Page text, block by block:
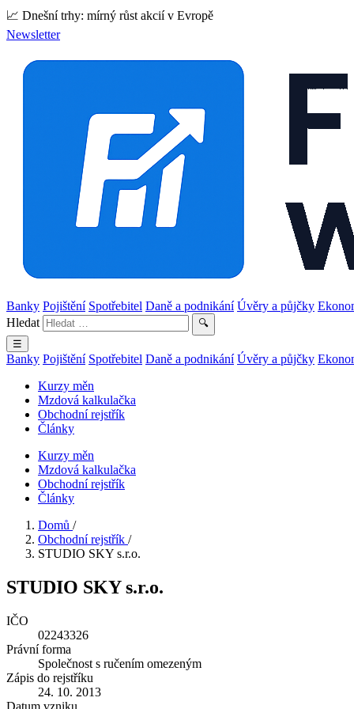
📈 Dnešní trhy: mírný růst akcií v Evropě
Newsletter
Banky Pojištění Spotřebitel Daně a podnikání Úvěry a půjčky
Hledat
🔍
☰
Banky Pojištění Spotřebitel Daně a podnikání Úvěry a půjčky
Kurzy měn
Mzdová kalkulačka
Obchodní rejstřík
Články
Kurzy měn
Mzdová kalkulačka
Obchodní rejstřík
Články
Domů /
Obchodní rejstřík /
STUDIO SKY s.r.o.
STUDIO SKY s.r.o.
IČO
02243326
Právní forma
Společnost s ručením omezeným
Zápis do rejstříku
24. 10. 2013
Datum vzniku